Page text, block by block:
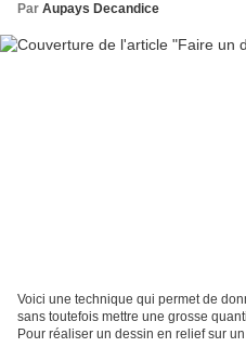
Par Aupays Decandice
Voici une technique qui permet de
sans toutefois mettre une grosse
Pour réaliser un dessin en relief sur